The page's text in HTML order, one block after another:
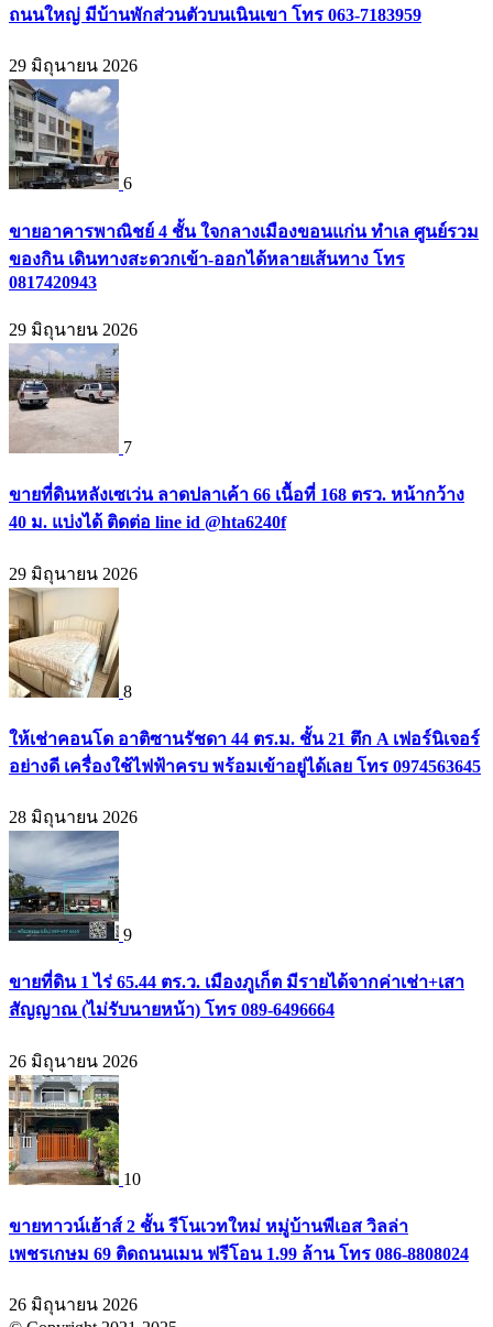
ถนนใหญ่ มีบ้านพักส่วนตัวบนเนินเขา โทร 063-7183959
29 มิถุนายน 2026
6
ขายอาคารพาณิชย์ 4 ชั้น ใจกลางเมืองขอนแก่น ทำเล ศูนย์รวม
ของกิน เดินทางสะดวกเข้า-ออกได้หลายเส้นทาง โทร
0817420943
29 มิถุนายน 2026
7
ขายที่ดินหลังเซเว่น ลาดปลาเค้า 66 เนื้อที่ 168 ตรว. หน้ากว้าง
40 ม. แบ่งได้ ติดต่อ line id @hta6240f
29 มิถุนายน 2026
8
ให้เช่าคอนโด อาติซานรัชดา 44 ตร.ม. ชั้น 21 ตึก A เฟอร์นิเจอร์
อย่างดี เครื่องใช้ไฟฟ้าครบ พร้อมเข้าอยู่ได้เลย โทร 0974563645
28 มิถุนายน 2026
9
ขายที่ดิน 1 ไร่ 65.44 ตร.ว. เมืองภูเก็ต มีรายได้จากค่าเช่า+เสา
สัญญาณ (ไม่รับนายหน้า) โทร 089-6496664
26 มิถุนายน 2026
10
ขายทาวน์เฮ้าส์ 2 ชั้น รีโนเวทใหม่ หมู่บ้านพีเอส วิลล่า
เพชรเกษม 69 ติดถนนเมน ฟรีโอน 1.99 ล้าน โทร 086-8808024
26 มิถุนายน 2026